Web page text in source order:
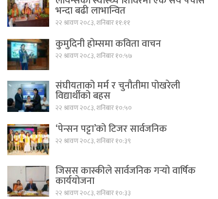
भन्दा बढी लाभान्वित
२२ श्रावण २०८३, शनिबार ११:११
कुमुदिनी होम्समा कविता वाचन
२२ श्रावण २०८३, शनिबार १०:५७
संघीयताको मर्म र चुनौतीमा पोखरेली
विद्यार्थीको बहस
२२ श्रावण २०८३, शनिबार १०:५०
‘पेन्सन पट्टा’को टिजर सार्वजनिक
२२ श्रावण २०८३, शनिबार १०:३९
जिसस कास्कीले सार्वजनिक गर्‍यो वार्षिक
कार्ययोजना
२२ श्रावण २०८३, शनिबार १०:३३